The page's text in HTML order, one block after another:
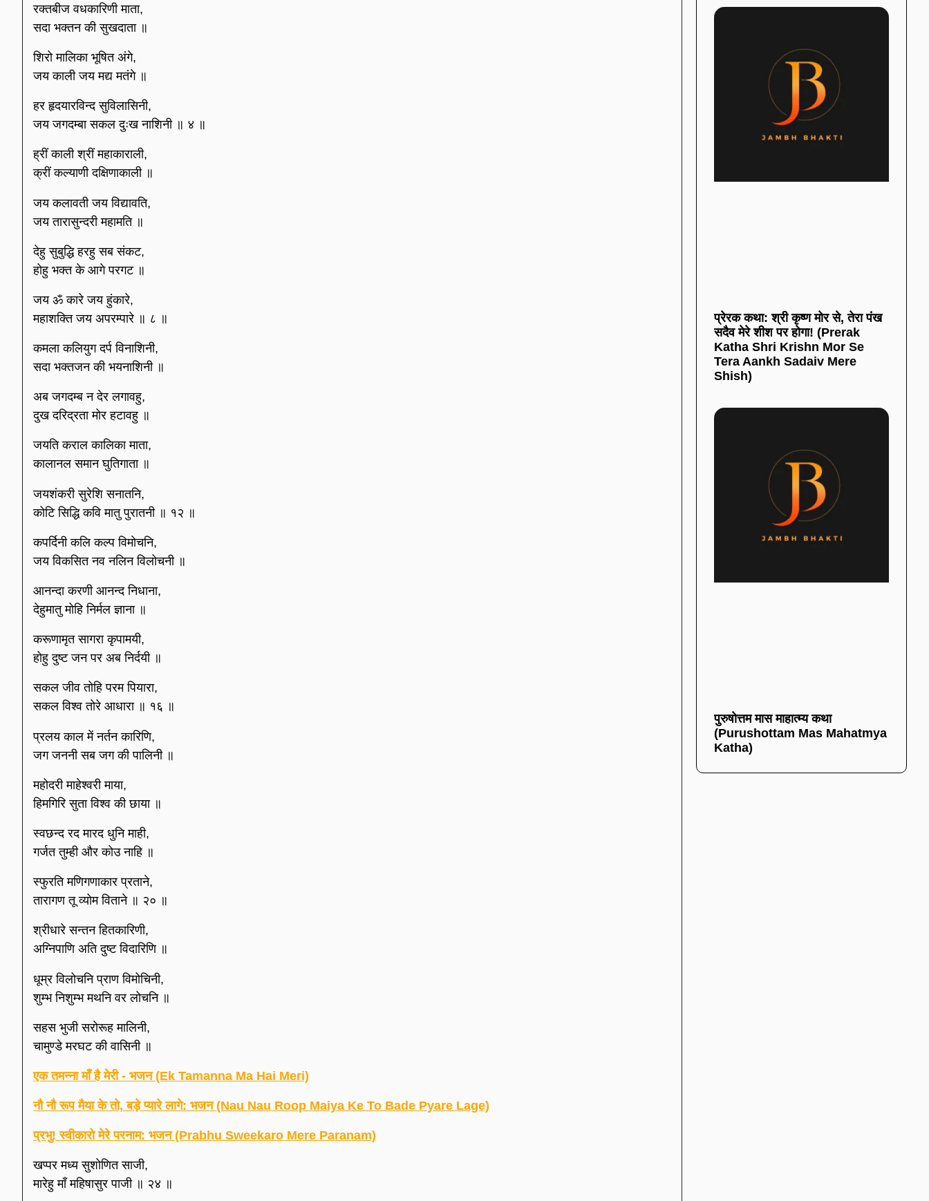
रक्तबीज वधकारिणी माता,
सदा भक्तन की सुखदाता ॥
शिरो मालिका भूषित अंगे,
जय काली जय मद्य मतंगे ॥
हर हृदयारविन्द सुविलासिनी,
जय जगदम्बा सकल दुःख नाशिनी ॥ ४ ॥
ह्रीं काली श्रीं महाकाराली,
क्रीं कल्याणी दक्षिणाकाली ॥
जय कलावती जय विद्यावति,
जय तारासुन्दरी महामति ॥
देहु सुबुद्धि हरहु सब संकट,
होहु भक्त के आगे परगट ॥
जय ॐ कारे जय हुंकारे,
महाशक्ति जय अपरम्पारे ॥ ८ ॥
कमला कलियुग दर्प विनाशिनी,
सदा भक्तजन की भयनाशिनी ॥
अब जगदम्ब न देर लगावहु,
दुख दरिद्रता मोर हटावहु ॥
जयति कराल कालिका माता,
कालानल समान घुतिगाता ॥
जयशंकरी सुरेशि सनातनि,
कोटि सिद्धि कवि मातु पुरातनी ॥ १२ ॥
कपर्दिनी कलि कल्प विमोचनि,
जय विकसित नव नलिन विलोचनी ॥
आनन्दा करणी आनन्द निधाना,
देहुमातु मोहि निर्मल ज्ञाना ॥
करूणामृत सागरा कृपामयी,
होहु दुष्ट जन पर अब निर्दयी ॥
सकल जीव तोहि परम पियारा,
सकल विश्व तोरे आधारा ॥ १६ ॥
प्रलय काल में नर्तन कारिणि,
जग जननी सब जग की पालिनी ॥
महोदरी माहेश्वरी माया,
हिमगिरि सुता विश्व की छाया ॥
स्वछन्द रद मारद धुनि माही,
गर्जत तुम्ही और कोउ नाहि ॥
स्फुरति मणिगणाकार प्रताने,
तारागण तू व्योम विताने ॥ २० ॥
श्रीधारे सन्तन हितकारिणी,
अग्निपाणि अति दुष्ट विदारिणि ॥
धूम्र विलोचनि प्राण विमोचिनी,
शुम्भ निशुम्भ मथनि वर लोचनि ॥
सहस भुजी सरोरूह मालिनी,
चामुण्डे मरघट की वासिनी ॥
एक तमन्ना माँ है मेरी - भजन (Ek Tamanna Ma Hai Meri)
नौ नौ रूप मैया के तो, बड़े प्यारे लागे: भजन (Nau Nau Roop Maiya Ke To Bade Pyare Lage)
प्रभु! स्वीकारो मेरे परनाम: भजन (Prabhu Sweekaro Mere Paranam)
खप्पर मध्य सुशोणित साजी,
मारेहु माँ महिषासुर पाजी ॥ २४ ॥
प्रेरक कथा: श्री कृष्ण मोर से, तेरा पंख
सदैव मेरे शीश पर होगा! (Prerak
Katha Shri Krishn Mor Se
Tera Aankh Sadaiv Mere
Shish)
पुरुषोत्तम मास माहात्म्य कथा
(Purushottam Mas Mahatmya
Katha)